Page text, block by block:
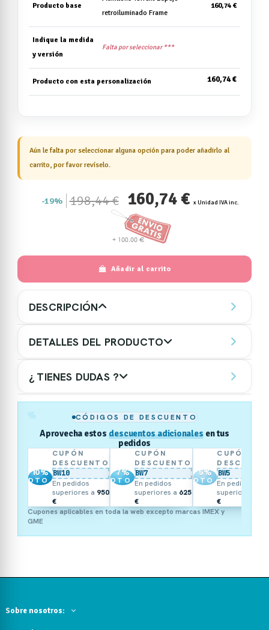
Producto base
retroiluminado Frame
160,74 €
Indique la medida
y versión
Falta por seleccionar ***
Producto con esta personalización 160,74 €
Aún le falta por seleccionar alguna opción para poder añadirlo al
carrito, por favor revíselo.
19% 198,44 € 160,74 € x Unidad IVA inc.
Añadir al carrito
DESCRIPCIÓN
DETALLES DEL PRODUCTO
¿ TIENES DUDAS ?
CÓDIGOS DE DESCUENTO
Aprovecha estos descuentos adicionales en tus
pedidos
10%
DTO.
CUPÓN
DESCUENTO
BW10
En pedidos
superiores a 950
€
7%
DTO.
CUPÓN
DESCUENTO
BW7
En pedidos
superiores a 625
€
5%
DTO.
CUPÓN
BW5
En pedidos
superiores a
€
Cupones aplicables en toda la web excepto marcas IMEX y
GME
Sobre nosotros: